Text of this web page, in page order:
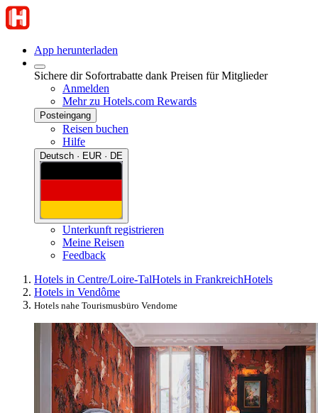
App herunterladen
Sichere dir Sofortrabatte dank Preisen für Mitglieder
Anmelden
Mehr zu Hotels.com Rewards
Posteingang
Reisen buchen
Hilfe
Deutsch · EUR · DE
Unterkunft registrieren
Meine Reisen
Feedback
Hotels in Centre/Loire-TalHotels in FrankreichHotels
Hotels in Vendôme
Hotels nahe Tourismusbüro Vendome